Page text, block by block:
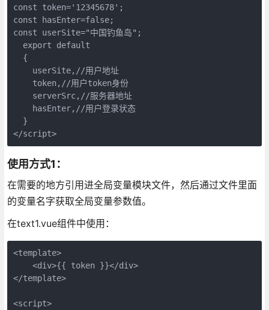
const token='12345678';
const hasEnter=false;
const userSite="中国钓鱼岛";
  export default
  {
    userSite,//用户地址
    token,//用户token身份
    serverSrc,//服务器地址
    hasEnter,//用户登录状态
  }
</script>
使用方式1：
在需要的地方引用进全局变量模块文件，然后通过文件里面
的变量名字获取全局变量参数值。
在text1.vue组件中使用：
<template>
    <div>{{ token }}</div>
</template>
<script>